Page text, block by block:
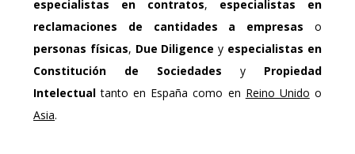
especialistas en contratos, especialistas en
reclamaciones de cantidades a empresas o
personas físicas, Due Diligence y especialistas en
Constitución de Sociedades y Propiedad
Intelectual tanto en España como en Reino Unido o
Asia.